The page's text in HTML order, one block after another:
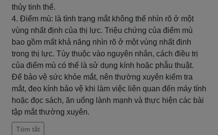
thủy tinh thể.
4. Điểm mù: là tình trạng mắt không thể nhìn rõ ở một
vùng nhất định của thị lực. Triệu chứng của điểm mù
bao gồm mất khả năng nhìn rõ ở một vùng nhất định
trong thị lực. Tùy thuộc vào nguyên nhân, cách điều trị
của điểm mù có thể là sử dụng kính hoặc phẫu thuật.
Để bảo vệ sức khỏe mắt, nên thường xuyên kiểm tra
mắt, đeo kính bảo vệ khi làm việc liên quan đến máy tính
hoặc đọc sách, ăn uống lành mạnh và thực hiện các bài
tập mắt thường xuyên.
Tóm tắt